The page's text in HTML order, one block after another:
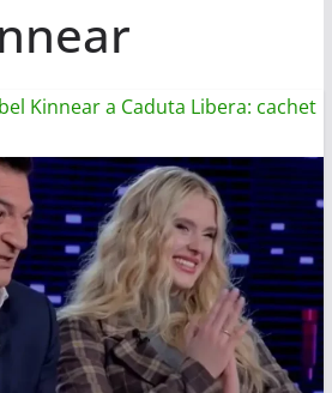
Kinnear a Caduta Libera: cachet